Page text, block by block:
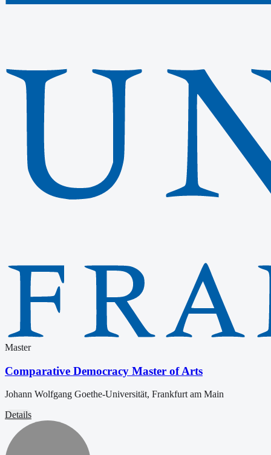
Master
Comparative Democracy Master of Arts
Johann Wolfgang Goethe-Universität, Frankfurt am Main
Details